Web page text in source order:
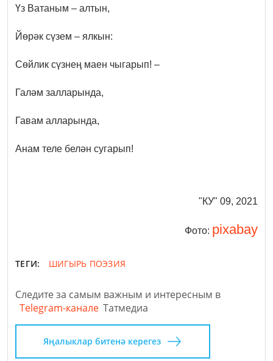
Үз Ватаным – алтын,
Йөрәк сүзем – ялкын:
Сөйлик сүзнең маен чыгарып! –
Галәм залларында,
Гавам алларында,
Анам теле белән сугарып!
"КУ" 09, 2021
Фото: pixabay
ТЕГИ: ШИГЫРЬ ПОЭЗИЯ
Следите за самым важным и интересным в
Telegram-канале Татмедиа
Яңалыклар битенә керегез